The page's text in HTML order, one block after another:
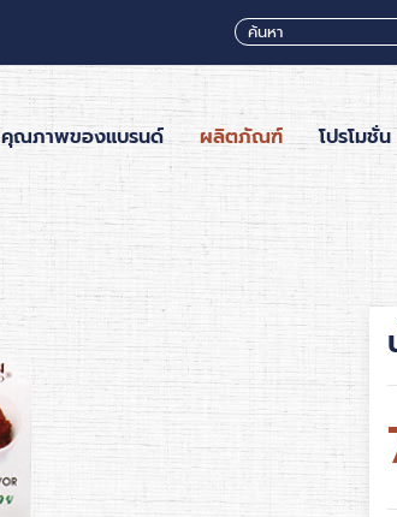
คุณภาพของแบรนด์ ผลิตภัณฑ์ โปรโมชั่น